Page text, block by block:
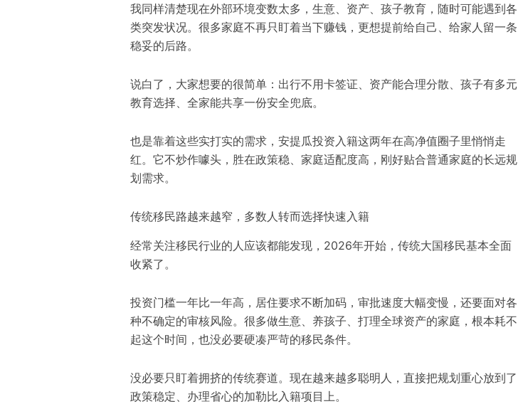
我同样清楚现在外部环境变数太多，生意、资产、孩子教育，随时可能遇到各
类突发状况。很多家庭不再只盯着当下赚钱，更想提前给自己、给家人留一条
稳妥的后路。
说白了，大家想要的很简单：出行不用卡签证、资产能合理分散、孩子有多元
教育选择、全家能共享一份安全兜底。
也是靠着这些实打实的需求， 安提瓜投资入籍这两年在高净值圈子里悄悄走
红。它不炒作噱头，胜在政策稳、家庭适配度高，刚好贴合普通家庭的长远规
划需求。
传统移民路越来越窄，多数人转而选择快速入籍
经常关注移民行业的人应该都能发现，2026年开始，传统大国移民基本全面
收紧了。
投资门槛一年比一年高，居住要求不断加码，审批速度大幅变慢，还要面对各
种不确定的审核风险。很多做生意、养孩子、打理全球资产的家庭，根本耗不
起这个时间，也没必要硬凑严苛的移民条件。
没必要只盯着拥挤的传统赛道。现在越来越多聪明人，直接把规划重心放到了
政策稳定、办理省心的加勒比入籍项目上。